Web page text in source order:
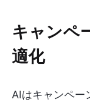
キャンペ
適化
AIはキャンペー